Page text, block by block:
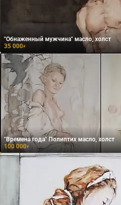
"Обнаженный мужчина" масло, холст
35 000₽
"Времена года" Полиптих масло, холст
100 000₽